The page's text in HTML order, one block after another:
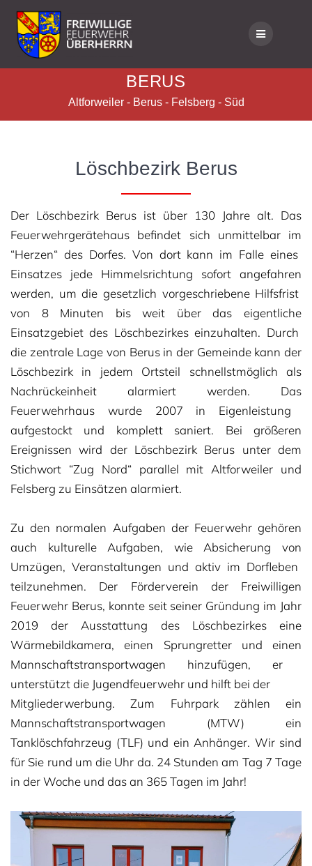
BERUS
Altforweiler - Berus - Felsberg - Süd
Löschbezirk Berus
Der Löschbezirk Berus ist über 130 Jahre alt. Das
Feuerwehrgerätehaus befindet sich unmittelbar im
“Herzen“ des Dorfes. Von dort kann im Falle eines
Einsatzes jede Himmelsrichtung sofort angefahren
werden, um die gesetzlich vorgeschriebene Hilfsfrist
von 8 Minuten bis weit über das eigentliche
Einsatzgebiet des Löschbezirkes einzuhalten. Durch
die zentrale Lage von Berus in der Gemeindekann der
Löschbezirk in jedem Ortsteil schnellstmöglich als
Nachrückeinheit alarmiert werden. Das
Feuerwehrhaus wurde 2007 in Eigenleistung
aufgestockt und komplett saniert. Bei größeren
Ereignissen wird der Löschbezirk Berus unter dem
Stichwort “Zug Nord“ parallel mit Altforweiler und
Felsberg zu Einsätzen alarmiert.
Zu den normalen Aufgaben der Feuerwehr gehören
auch kulturelle Aufgaben, wie Absicherung von
Umzügen, Veranstaltungen und aktiv im Dorfleben
teilzunehmen. Der Förderverein der Freiwilligen
Feuerwehr Berus, konnte seit seiner Gründung im Jahr
2019 der Ausstattung des Löschbezirkes eine
Wärmebildkamera, einen Sprungretter und einen
Mannschaftstransportwagen hinzufügen, er
unterstützt die Jugendfeuerwehr und hilft bei der
Mitgliederwerbung. Zum Fuhrpark zählen ein
Mannschaftstransportwagen (MTW) ein
Tanklöschfahrzeug (TLF) und ein Anhänger. Wir sind
für Sie rund um die Uhr da. 24 Stunden am Tag 7 Tage
in der Woche und das an 365 Tagen im Jahr!